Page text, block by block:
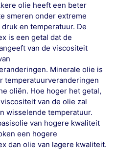
olie heeft een beter
smeren onder extreme
en temperatuur. De
is een getal dat de
van de viscositeit
Minerale olie is
temperatuurveranderingen
oliën. Hoe hoger het getal,
van de olie zal
wisselende temperatuur.
van hogere kwaliteit
een hogere
dan olie van lagere kwaliteit.